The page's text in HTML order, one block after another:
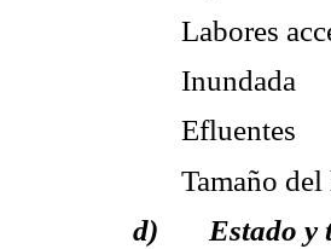
Labores
Inundada
Efluentes
Tamaño del
d)
Estado y